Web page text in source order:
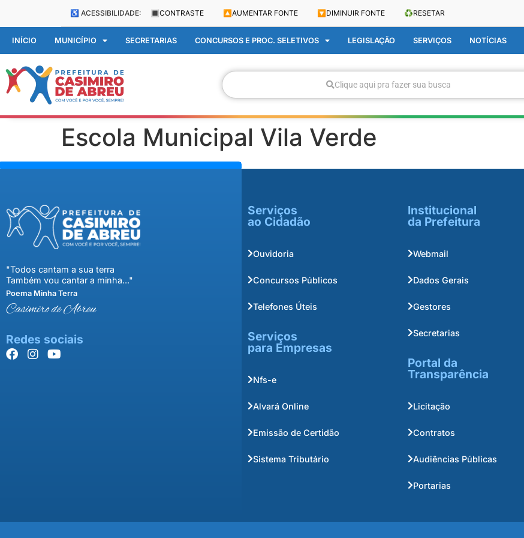
♿ ACESSIBILIDADE: 🔳 CONTRASTE 🔼 AUMENTAR FONTE 🔽 DIMINUIR FONTE ♻️RESETAR
INÍCIO MUNICÍPIO SECRETARIAS CONCURSOS E PROC. SELETIVOS LEGISLAÇÃO SERVIÇOS NOTÍCIAS
Clique aqui pra fazer sua busca
Escola Municipal Vila Verde
"Todos cantam a sua terra
Também vou cantar a minha..."
Poema Minha Terra
Casimiro de Abreu
Redes sociais
Serviços
ao Cidadão
Ouvidoria
Concursos Públicos
Telefones Úteis
Serviços
para Empresas
Nfs-e
Alvará Online
Emissão de Certidão
Sistema Tributário
Institucional
da Prefeitura
Webmail
Dados Gerais
Gestores
Secretarias
Portal da
Transparência
Licitação
Contratos
Audiências Públicas
Portarias